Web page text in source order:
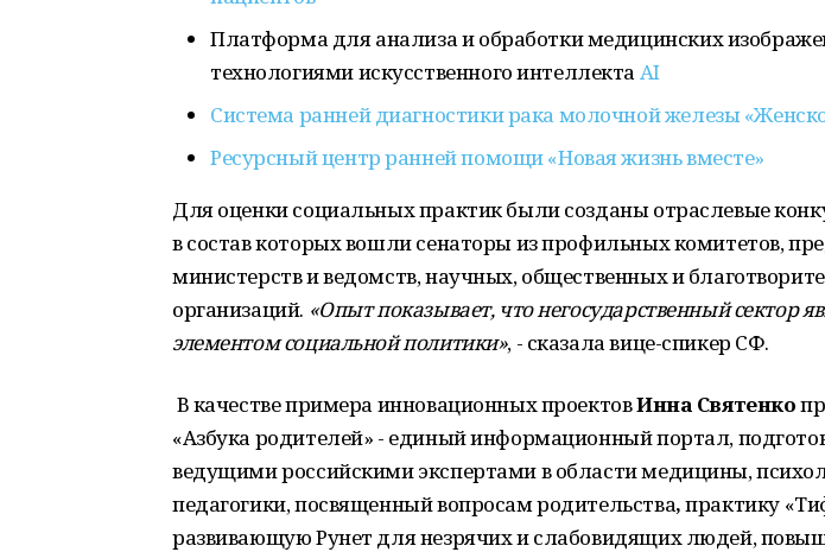
Платформа для анализа и обработки медицинских
технологиями искусственного интеллекта AI
Система ранней диагностики рака молочной железы
Ресурсный центр ранней помощи «Новая жизнь вместе»
Для оценки социальных практик были созданы отраслевые
в состав которых вошли сенаторы из профильных комитетов,
министерств и ведомств, научных, общественных и
организаций. «Опыт показывает, что негосударственный сектор
элементом социальной политики», - сказала вице-спикер СФ.
В качестве примера инновационных проектовИнна Святенко
«Азбука родителей» - единый информационный портал,
ведущими российскими экспертами в области медицины,
педагогики, посвященный вопросам родительства,практику
развивающую Рунет для незрячих и слабовидящих людей,